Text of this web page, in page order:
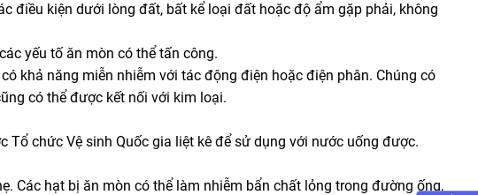
điều kiện dưới lòng đất, bất kể loại đất hoặc độ ẩm gặp phải, không
yếu tố ăn mòn có thể tấn công.
khả năng miễn nhiễm với tác động điện hoặc điện phân. Chúng có
có thể được kết nối với kim loại.
Tổ chức Vệ sinh Quốc gia liệt kê để sử dụng với nước uống được.
Các hạt bị ăn mòn có thể làm nhiễm bẩn chất lỏng trong đường ống,